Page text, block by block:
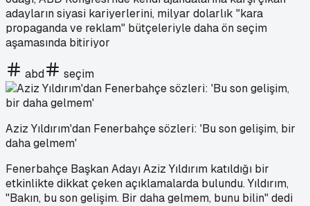
adayların siyasi kariyerlerini, milyar dolarlık "kara
propaganda ve reklam" bütçeleriyle daha ön seçim
aşamasında bitiriyor
abd seçim
Aziz Yıldırım'dan Fenerbahçe sözleri: 'Bu son gelişim, bir
daha gelmem'
Fenerbahçe Başkan Adayı Aziz Yıldırım katıldığı bir
etkinlikte dikkat çeken açıklamalarda bulundu. Yıldırım,
"Bakın, bu son gelişim. Bir daha gelmem, bunu bilin" dedi